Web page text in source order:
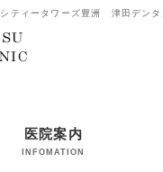
ティータワーズ豊洲 津田デンタ
医院案内
INFOMATION